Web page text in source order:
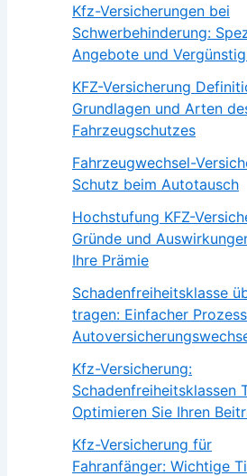
Kfz-Versicherungen bei
Schwerbehinderung:
Angebote und
KFZ-Versicherung
Grundlagen und Arten
Fahrzeugschutzes
Fahrzeugwechsel-
Schutz beim Autotausch
Hochstufung KFZ-
Gründe und
Ihre Prämie
Schadenfrei­heits­klasse
tragen: Einfacher
Kfz-Versicherung:
Schadenfreiheitsklassen
Optimieren Sie Ihren
Kfz-Versicherung für
Fahranfänger: Wichtige